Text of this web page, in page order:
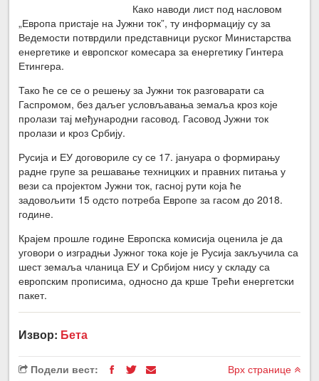
Како наводи лист под насловом
„Европа пристаје на Јужни ток”, ту информацију су за
Ведемости потврдили представници руског Министарства
енергетике и европског комесара за енергетику Гинтера
Етингера.
Тако ће се се о решењу за Јужни ток разговарати са
Гаспромом, без даљег условљавања земаља кроз које
пролази тај међународни гасовод. Гасовод Јужни ток
пролази и кроз Србију.
Русија и ЕУ договориле су се 17. јануара о формирању
радне групе за решавање техницких и правних питања у
вези са пројектом Јужни ток, гасној рути која ће
задовољити 15 одсто потреба Европе за гасом до 2018.
године.
Крајем прошле године Европска комисија оценила је да
уговори о изградњи Јужног тока које је Русија закључила са
шест земаља чланица ЕУ и Србијом нису у складу са
европским прописима, односно да крше Трећи енергетски
пакет.
Извор: Бета
Подели вест: Врх странице